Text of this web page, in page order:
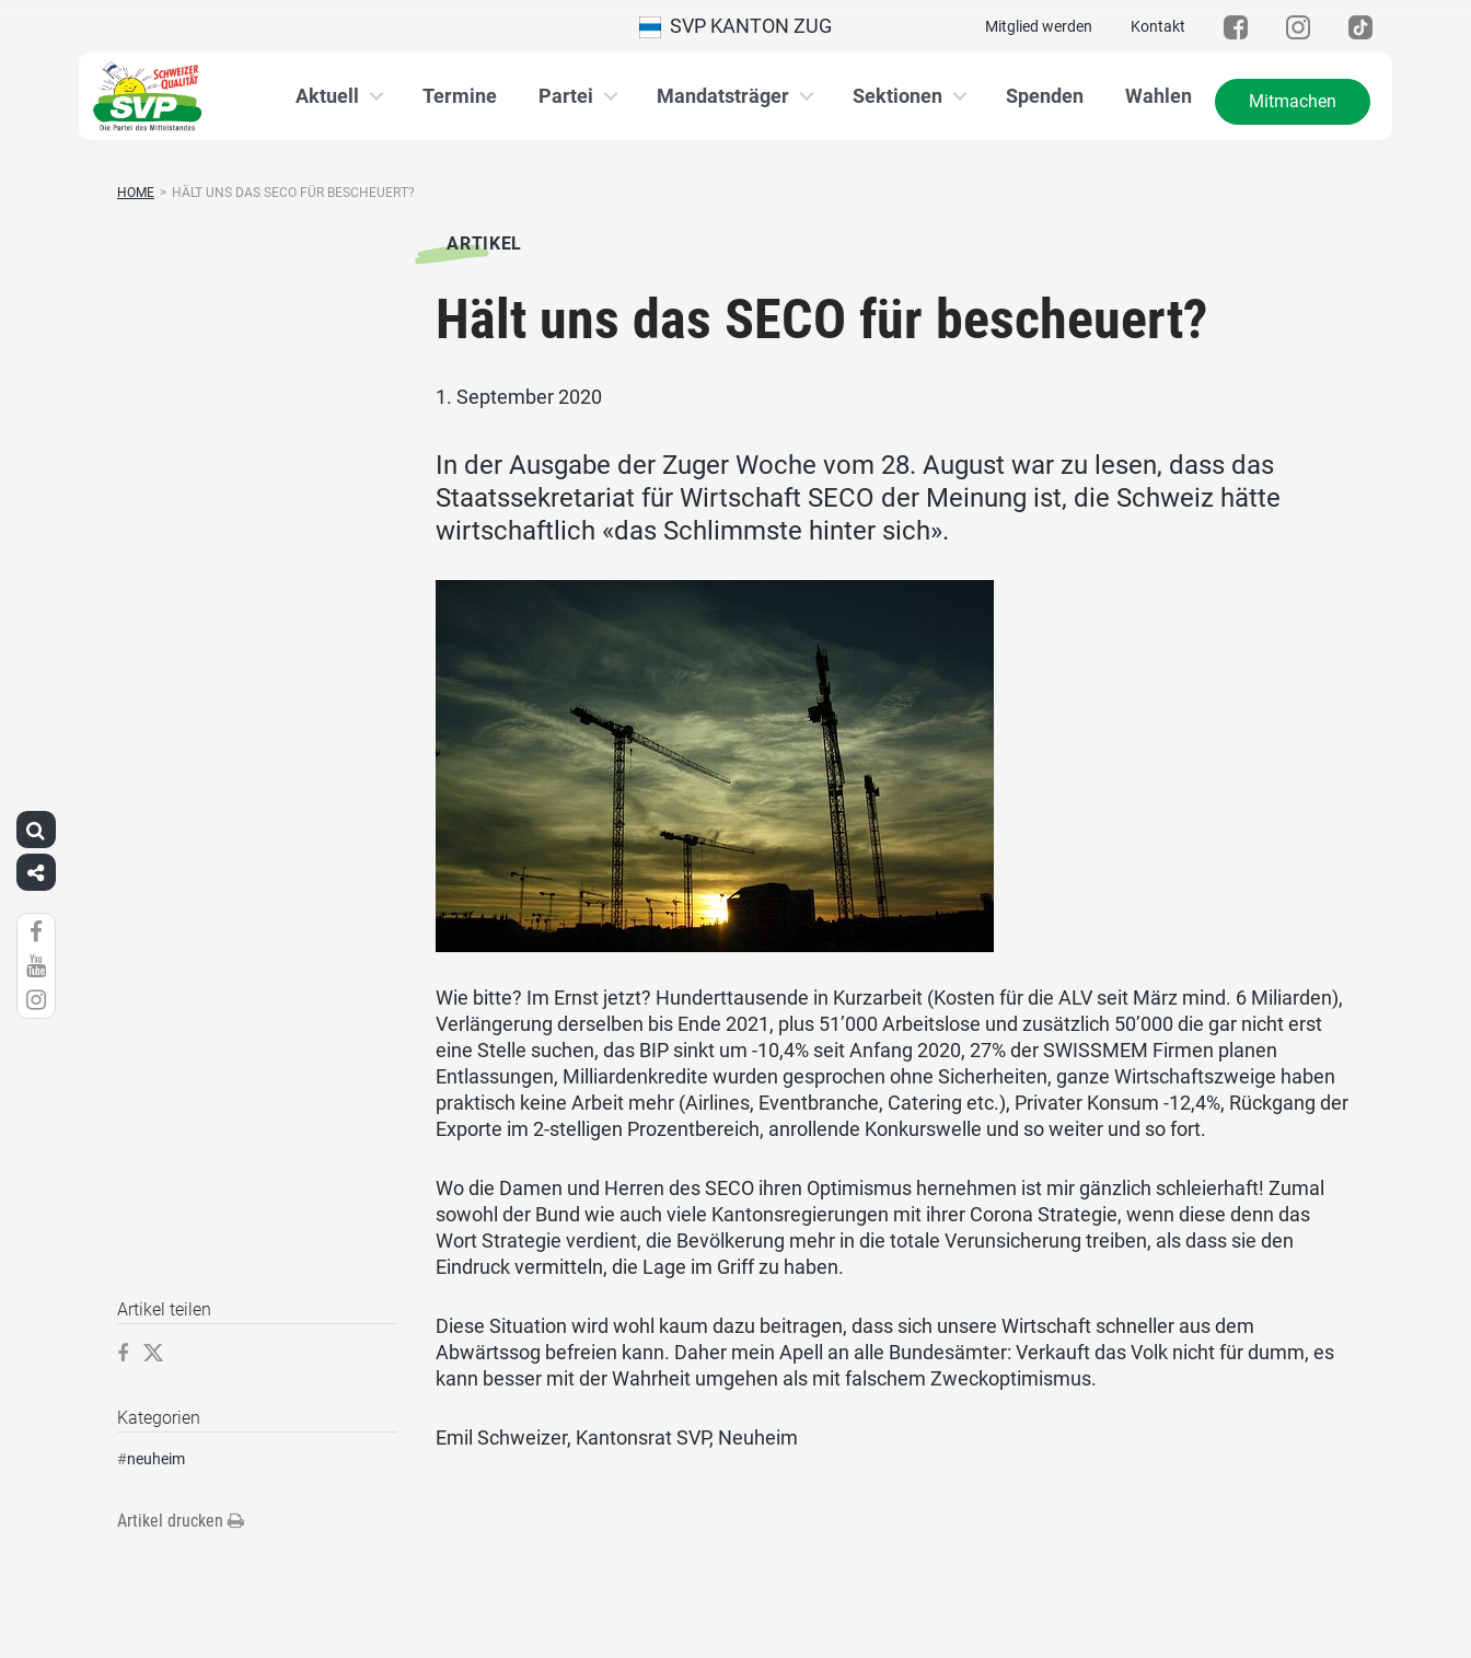
Mitglied werden Kontakt
SVP KANTON ZUG
Aktuell Termine Partei Mandatsträger Sektionen Spenden Wahlen Mitmachen
HOME > HÄLT UNS DAS SECO FÜR BESCHEUERT?
ARTIKEL
Hält uns das SECO für bescheuert?
1. September 2020
In der Ausgabe der Zuger Woche vom 28. August war zu lesen, dass das
Staatssekretariat für Wirtschaft SECO der Meinung ist, die Schweiz hätte
wirtschaftlich «das Schlimmste hinter sich».
Wie bitte? Im Ernst jetzt? Hunderttausende in Kurzarbeit (Kosten für die ALV seit März mind. 6 Miliarden),
Verlängerung derselben bis Ende 2021, plus 51’000 Arbeitslose und zusätzlich 50’000 die gar nicht erst
eine Stelle suchen, das BIP sinkt um -10,4% seit Anfang 2020, 27% der SWISSMEM Firmen planen
Entlassungen, Milliardenkredite wurden gesprochen ohne Sicherheiten, ganze Wirtschaftszweige haben
praktisch keine Arbeit mehr (Airlines, Eventbranche, Catering etc.), Privater Konsum -12,4%, Rückgang der
Exporte im 2-stelligen Prozentbereich, anrollende Konkurswelle und so weiter und so fort.
Wo die Damen und Herren des SECO ihren Optimismus hernehmen ist mir gänzlich schleierhaft! Zumal
sowohl der Bund wie auch viele Kantonsregierungen mit ihrer Corona Strategie, wenn diese denn das
Wort Strategie verdient, die Bevölkerung mehr in die totale Verunsicherung treiben, als dass sie den
Eindruck vermitteln, die Lage im Griff zu haben.
Diese Situation wird wohl kaum dazu beitragen, dass sich unsere Wirtschaft schneller aus dem
Abwärtssog befreien kann. Daher mein Apell an alle Bundesämter: Verkauft das Volk nicht für dumm, es
kann besser mit der Wahrheit umgehen als mit falschem Zweckoptimismus.
Emil Schweizer, Kantonsrat SVP, Neuheim
Artikel teilen
Kategorien
#neuheim
Artikel drucken